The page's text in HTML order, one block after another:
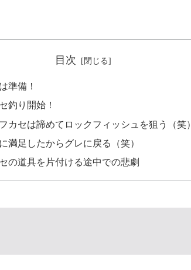
目次
準備！
釣り開始！
カセは諦めてロックフィッシュを狙う（笑）
満足したからグレに戻る（笑）
の道具を片付ける途中での悲劇